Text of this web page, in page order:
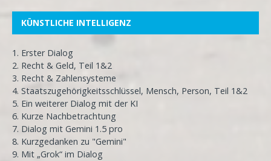
KÜNSTLICHE INTELLIGENZ
1. Erster Dialog
2. Recht & Geld, Teil 1&2
3. Recht & Zahlensysteme
4. Staatszugehörigkeitsschlüssel, Mensch, Person, Teil 1&2
5. Ein weiterer Dialog mit der KI
6. Kurze Nachbetrachtung
7. Dialog mit Gemini 1.5 pro
8. Kurzgedanken zu "Gemini"
9. Mit „Grok“ im Dialog